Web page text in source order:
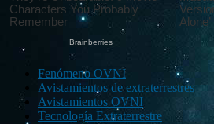
Fenómeno OVNI
Avistamientos de extraterrestres
Avistamientos OVNI
Tecnología Extraterrestre